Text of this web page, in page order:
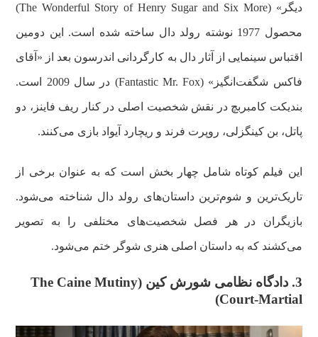
دیگر» (The Wonderful Story of Henry Sugar and Six More)
محصول 1977 نوشته رولد دال ساخته شده است. این دومین
اقتباس سینمایی از آثار دال به کارگردانی اندرسون بعد از «آقای
فاکس شگفت‌انگیز» (Fantastic Mr. Fox) در سال 2009 است.
بندیکت کامبربچ در نقش شخصیت اصلی در کنار ریف فاینز، دو
پاتل، بن کینگزلی، روپرت فرند و ریچارد آیواد بازی می‌کنند.
این فیلم کوتاه شامل چهار بخش است که به عنوان برخی از
تاریک‌ترین و شوم‌ترین داستان‌های رولد دال شناخته می‌شود.
بازیگران در هر فصل شخصیت‌های مختلفی را به تصویر
می‌کشند که به داستان اصلی هنری شوگر ختم می‌شود.
3. دادگاه نظامی شورش کین (The Caine Mutiny
Court-Martial)